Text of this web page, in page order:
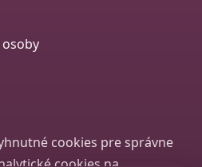
cookies pre správne